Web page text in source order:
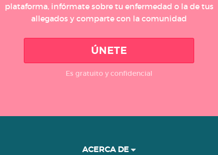
plataforma, infórmate sobre tu enfermedad o la de tus
allegados y comparte con la comunidad
ÚNETE
Es gratuito y confidencial
ACERCA DE